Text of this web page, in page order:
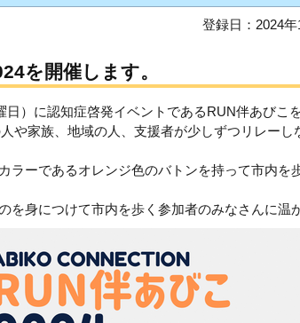
登録日：2024年
を開催します。
日）に認知症啓発イベントであるRUN伴あびこ
や家族、地域の人、支援者が少しずつリレー
ラーであるオレンジ色のバトンを持って市内を
を身につけて市内を歩く参加者のみなさんに温